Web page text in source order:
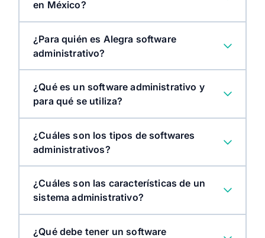
en México?
¿Para quién es Alegra software
administrativo?
¿Qué es un software administrativo y
para qué se utiliza?
¿Cuáles son los tipos de softwares
administrativos?
¿Cuáles son las características de un
sistema administrativo?
¿Qué debe tener un software